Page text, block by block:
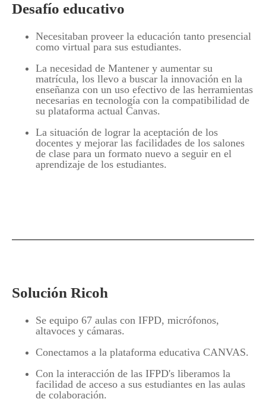
Desafío educativo
Necesitaban proveer la educación tanto presencial
como virtual para sus estudiantes.
La necesidad de Mantener y aumentar su
matrícula, los llevo a buscar la innovación en la
enseñanza con un uso efectivo de las herramientas
necesarias en tecnología con la compatibilidad de
su plataforma actual Canvas.
La situación de lograr la aceptación de los
docentes y mejorar las facilidades de los salones
de clase para un formato nuevo a seguir en el
aprendizaje de los estudiantes.
Solución Ricoh
Se equipo 67 aulas con IFPD, micrófonos,
altavoces y cámaras.
Conectamos a la plataforma educativa CANVAS.
Con la interacción de las IFPD's liberamos la
facilidad de acceso a sus estudiantes en las aulas
de colaboración.